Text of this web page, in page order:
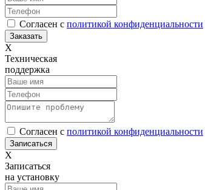
Согласен с политикой конфиденциальности
Х
Техническая
поддержка
Согласен с политикой конфиденциальности
Х
Записаться
на установку